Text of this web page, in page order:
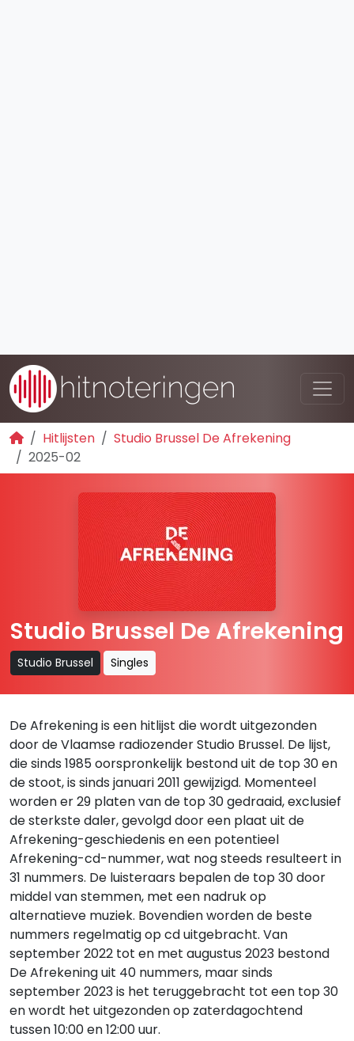
Hitlijsten
Studio Brussel De Afrekening
2025-02
Studio Brussel De Afrekening
Studio Brussel Singles
De Afrekening is een hitlijst die wordt uitgezonden
door de Vlaamse radiozender Studio Brussel. De lijst,
die sinds 1985 oorspronkelijk bestond uit de top 30 en
de stoot, is sinds januari 2011 gewijzigd. Momenteel
worden er 29 platen van de top 30 gedraaid, exclusief
de sterkste daler, gevolgd door een plaat uit de
Afrekening-geschiedenis en een potentieel
Afrekening-cd-nummer, wat nog steeds resulteert in
31 nummers. De luisteraars bepalen de top 30 door
middel van stemmen, met een nadruk op
alternatieve muziek. Bovendien worden de beste
nummers regelmatig op cd uitgebracht. Van
september 2022 tot en met augustus 2023 bestond
De Afrekening uit 40 nummers, maar sinds
september 2023 is het teruggebracht tot een top 30
en wordt het uitgezonden op zaterdagochtend
tussen 10:00 en 12:00 uur.